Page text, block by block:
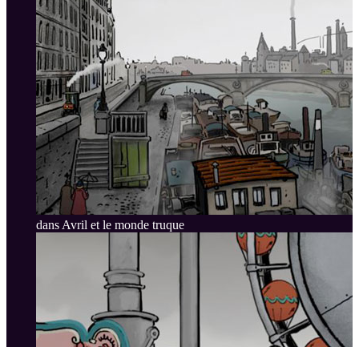
dans Avril et le monde truque